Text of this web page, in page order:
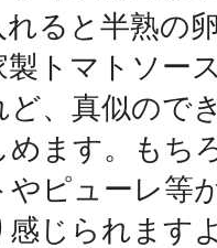
ると半熟の
製トマトソー
ど、真似ので
ます。もち
やピューレ等
感じられます